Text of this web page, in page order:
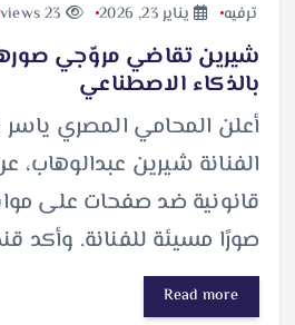
ترفيه يناير 23, 2026 23 views
شيرين تقاضي مروّجي
بالذكاء الاصطناعي
أعلن المحامي المصري
الفنانة شيرين عبدالوهاب،
قانونية ضد صفحات على
صورًا مسيئة للفنانة.
Read more